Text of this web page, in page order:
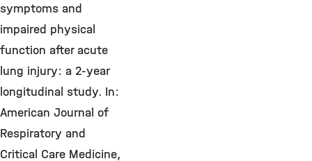
symptoms and
impaired physical
function after acute
lung injury: a 2-year
longitudinal study. In:
American Journal of
Respiratory and
Critical Care Medicine,